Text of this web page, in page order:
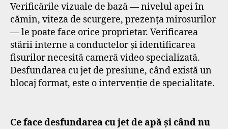
Verificările vizuale de bază — nivelul apei în
cămin, viteza de scurgere, prezența mirosurilor
— le poate face orice proprietar. Verificarea
stării interne a conductelor și identificarea
fisurilor necesită cameră video specializată.
Desfundarea cu jet de presiune, când există un
blocaj format, este o intervenție de specialitate.
Ce face desfundarea cu jet de apă și când nu